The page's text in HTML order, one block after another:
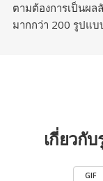
ตามต้องการเป็นผ
มากกว่า 200 รูปแบ
เกี่ยวกั
GIF